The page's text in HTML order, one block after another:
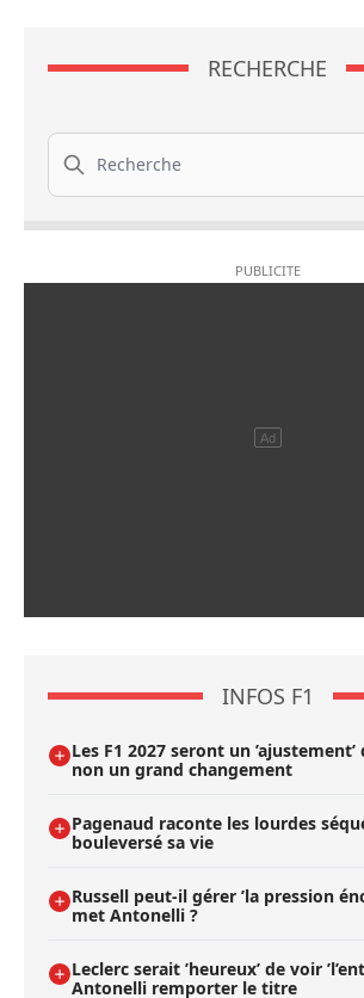
RECHERCHE
Recherche
INFOS F1
Les F1 2027 seront un
non un grand changement
Pagenaud raconte les lourdes
bouleversé sa vie
Russell peut-il gérer ’la pression
met Antonelli ?
Leclerc serait ’heureux’ de voir
Antonelli remporter le titre